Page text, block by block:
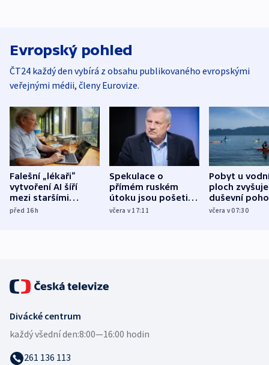
Evropský pohled
ČT24 každý den vybírá z obsahu publikovaného evropskými
veřejnými médii, členy Eurovize.
Falešní „lékaři“
vytvoření AI šíří
mezi staršími
Poláky nebezpečné
před 16h
Spekulace o
přímém ruském
útoku jsou pošetilé,
míní estonský
včera v 17:11
Pobyt u
ploch zvyšuje
duševní
ukázala
včera v 07:30
Divácké centrum
každý všední den:8:00—16:00 hodin
261 136 113